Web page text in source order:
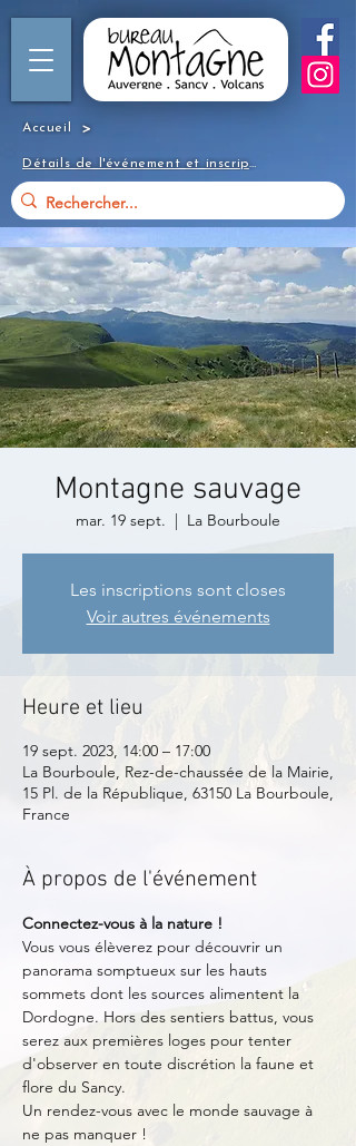
Accueil >
Détails de l'événement et inscription
Montagne sauvage
mar. 19 sept.
  |
La Bourboule
Les inscriptions sont closes
Voir autres événements
Heure et lieu
19 sept. 2023, 14:00 – 17:00
La Bourboule, Rez-de-chaussée de la Mairie,
15 Pl. de la République, 63150 La Bourboule,
France
À propos de l'événement
Connectez-vous à la nature !
Vous vous élèverez pour découvrir un
panorama somptueux sur les hauts
sommets dont les sources alimentent la
Dordogne. Hors des sentiers battus, vous
serez aux premières loges pour tenter
d'observer en toute discrétion la faune et
flore du Sancy.
Un rendez-vous avec le monde sauvage à
ne pas manquer !